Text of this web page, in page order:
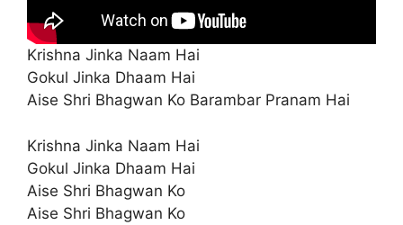
Krishna Jinka Naam Hai
Gokul Jinka Dhaam Hai
Aise Shri Bhagwan Ko Barambar Pranam Hai
Krishna Jinka Naam Hai
Gokul Jinka Dhaam Hai
Aise Shri Bhagwan Ko
Aise Shri Bhagwan Ko